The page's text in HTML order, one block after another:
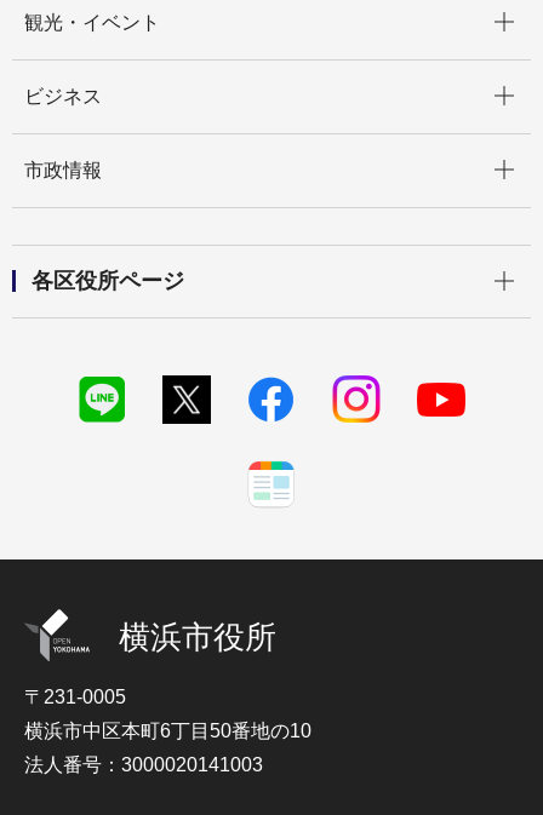
観光・イベント
ビジネス
市政情報
各区役所ページ
横浜市役所
〒231-0005
横浜市中区本町6丁目50番地の10
法人番号：3000020141003